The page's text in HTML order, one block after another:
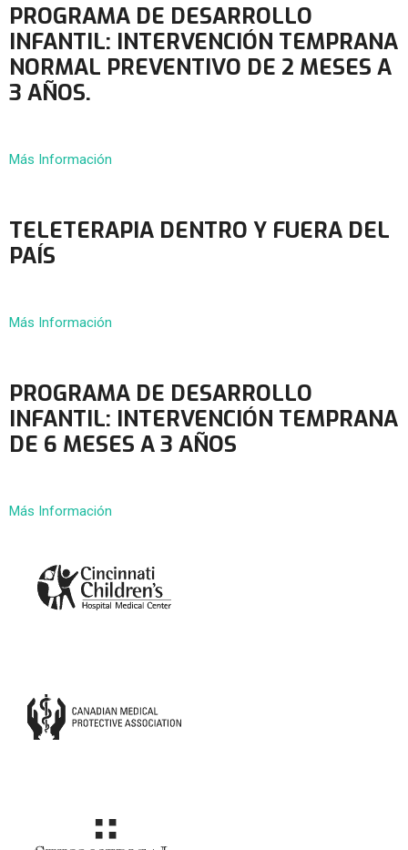
PROGRAMA DE DESARROLLO
INFANTIL: INTERVENCIÓN TEMPRANA
NORMAL PREVENTIVO DE 2 MESES A
3 AÑOS.
Más Información
TELETERAPIA DENTRO Y FUERA DEL
PAÍS
Más Información
PROGRAMA DE DESARROLLO
INFANTIL: INTERVENCIÓN TEMPRANA
DE 6 MESES A 3 AÑOS
Más Información